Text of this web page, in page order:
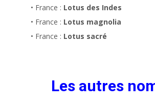
• France : Lotus des Indes
• France : Lotus magnolia
• France : Lotus sacré
Les autres